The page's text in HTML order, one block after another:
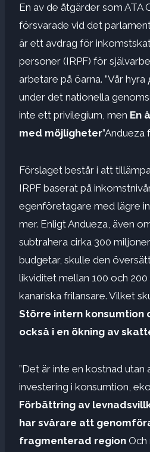
En av de åtgärder som ATA
försvarade vid det
är ett avdrag för
personer (IRPF) för
arbetare på öarna. ”Vår hyra
under det nationella
inte ett privilegium, men En
med möjligheter”Andueza
Förslaget består i att
IRPF baserat på
egenföretagare med lägre
mer. Enligt Andueza, även
subtrahera cirka 300
budgetar, skulle den
likviditet mellan 100 och
kanariska frilansare. Vilket
Större intern konsumtion
också i en ökning av
”Det är inte en kostnad utan
investering i konsumtion,
Förbättring av
har svårare att
fragmenterad region Och